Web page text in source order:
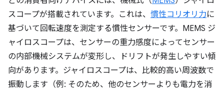
スコープが搭載されています。これは、 慣性コリオリ力に
基づいて回転速度を測定する慣性センサーです。MEMS ジ
ャイロスコープは、センサーの重力感度によってセンサー
の内部機械システムが変形し、ドリフトが発生しやすい傾
向があります。ジャイロスコープは、比較的高い周波数で
振動します（例: そのため、他のセンサーよりも電力を消